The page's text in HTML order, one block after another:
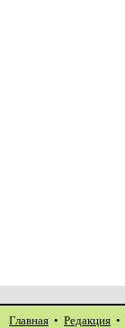
Главная • Редакция •